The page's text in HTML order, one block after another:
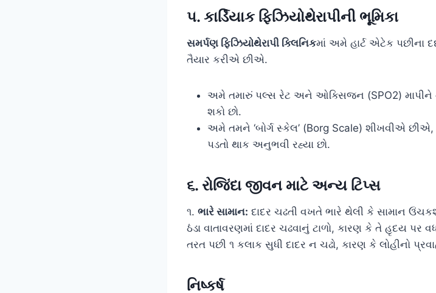
૫. કાર્ડિયાક ફિઝિયોથેરાપીની ભૂમિકા
સમર્પણ ફિઝિયોથેરાપી ક્લિનિકમાં અમે હાર્ટ એટેક પછીના
તૈયાર કરીએ છીએ.
અમે તમારું પલ્સ રેટ અને ઓક્સિજન (SPO2) માપીને
શકો છો.
અમે તમને ‘બોર્ગ સ્કેલ’ (Borg Scale) શીખવીએ
પડતો થાક અનુભવી રહ્યા છો.
૬. રોજિંદા જીવન માટે અન્ય ટિપ્સ
૧. ભારે સામાન: દાદર ચઢતી વખતે ભારે થેલી કે સામાન
ઠંડા વાતાવરણમાં દાદર ચઢવાનું ટાળો, કારણ કે તે હૃદય પર
તરત પછી ૧ કલાક સુધી દાદર ન ચઢો, કારણ કે લોહીનો
નિષ્કર્ષ